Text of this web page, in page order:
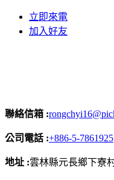
立即來電
加入好友
聯絡信箱 :
公司電話 :+886-5-7861925
地址 :雲林縣元長鄉下寮